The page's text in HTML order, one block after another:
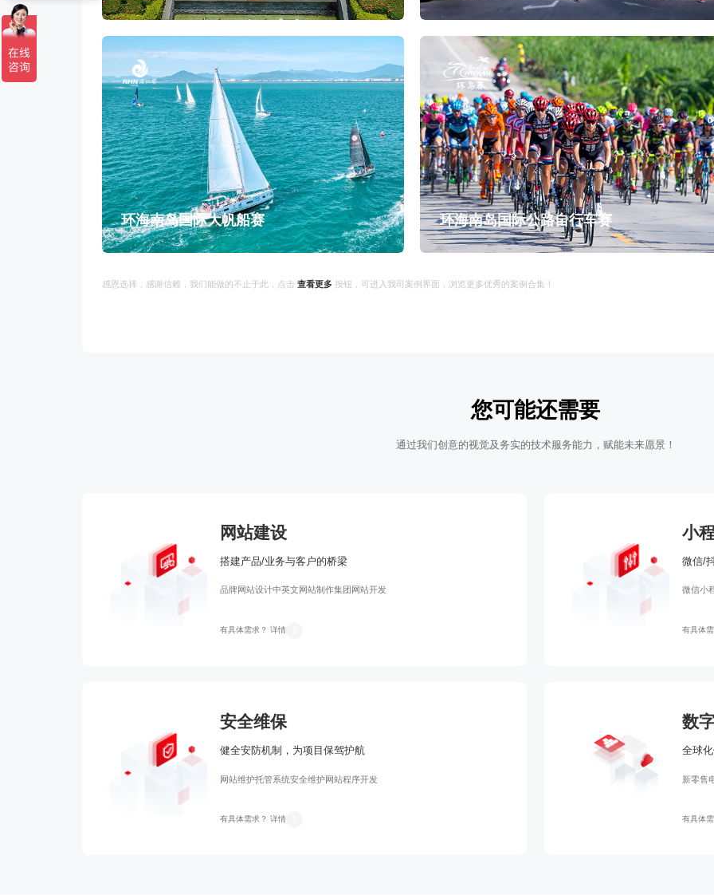
Hi，我们可以一起帮您解决,您目前需解决的问题!
加好友，获取报价
环海南岛国际大帆船赛 环海南岛国际公路自行车赛
感恩选择，感谢信赖，我们能做的不止于此，点击 查看更多按钮，可进入我司案例界面，浏览更多优秀的案例合集！
您可能还需要
通过我们创意的视觉及务实的技术服务能力，赋能未来愿景！
网站建设
搭建产品/业务与客户的桥梁
品牌网站设计中英文网站制作集团网站开发
有具体需求？ 详情
小
微信/
微信小
有具体
安全维保
健全安防机制，为项目保驾护航
网站维护托管系统安全维护网站程序开发
有具体需求？ 详情
数
全球
新零售
有具体